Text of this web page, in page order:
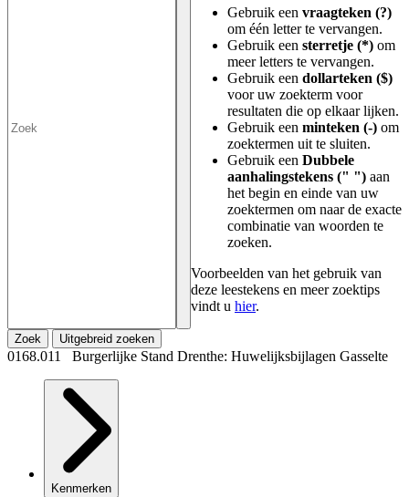
Gebruik een vraagteken (?)
om één letter te vervangen.
Gebruik een sterretje (*) om
meer letters te vervangen.
Gebruik een dollarteken ($)
voor uw zoekterm voor
resultaten die op elkaar lijken.
Gebruik een minteken (-) om
zoektermen uit te sluiten.
Gebruik een Dubbele
aanhalingstekens (" ") aan
het begin en einde van uw
zoektermen om naar de exacte
combinatie van woorden te
zoeken.
Voorbeelden van het gebruik van
deze leestekens en meer zoektips
vindt u hier.
Zoek Uitgebreid zoeken
0168.011 Burgerlijke Stand Drenthe: Huwelijksbijlagen Gasselte
Kenmerken